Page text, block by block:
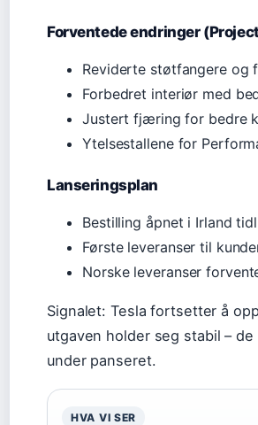
Forventede endringer
Reviderte støtfangere og
Forbedret interiør med
Justert fjæring for bedre
Ytelsestallene for
Lanseringsplan
Bestilling åpnet i Irland
Første leveranser til
Norske leveranser
Signalet: Tesla fortsetter å
utgaven holder seg stabil –
under panseret.
HVA VI SER